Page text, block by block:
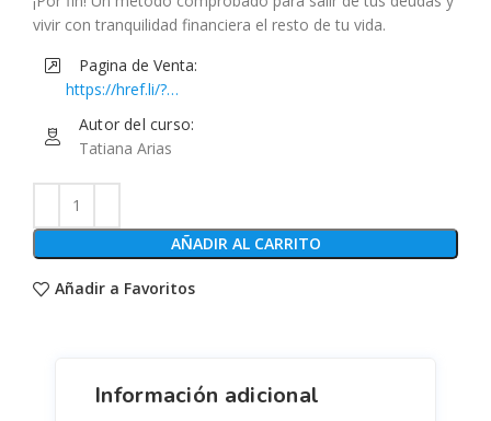
vivir con tranquilidad financiera el resto de tu vida.
Pagina de Venta:
https://href.li/?
https://www.musihacks.com/offers/Xqvv5Thv/checkout
Autor del curso:
Tatiana Arias
AÑADIR AL CARRITO
Añadir a Favoritos
Información adicional